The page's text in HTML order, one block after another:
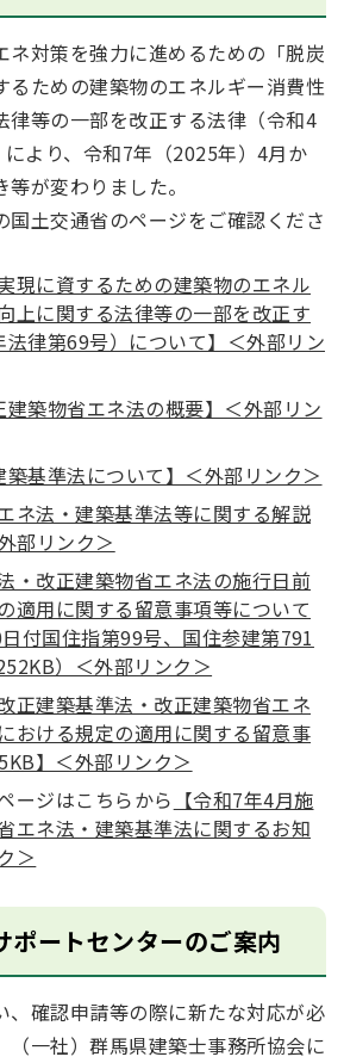
ネ対策を強力に進めるための「脱炭
るための建築物のエネルギー消費性
律等の一部を改正する法律（令和4
より、令和7年（2025年）4月か
が変わりました。
国土交通省のページをご確認くださ
現に資するための建築物のエネル
上に関する法律等の一部を改正す
法律第69号）について】＜外部リン
建築物省エネ法の概要】＜外部リン
築基準法について】＜外部リンク＞
ネ法・建築基準法等に関する解説
部リンク＞
・改正建築物省エネ法の施行日前
適用に関する留意事項等について
日付国住指第99号、国住参建第791
）＜外部リンク＞
正建築基準法・改正建築物省エネ
おける規定の適用に関する留意事
】＜外部リンク＞
ージはこちらから 【令和7年4月施
エネ法・建築基準法に関するお知
＞
ポートセンターのご案内
、確認申請等の際に新たな対応が必
（一社）群馬県建築士事務所協会に